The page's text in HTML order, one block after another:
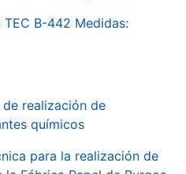
B-442 Medidas:
realización de
químicos
para la realización de